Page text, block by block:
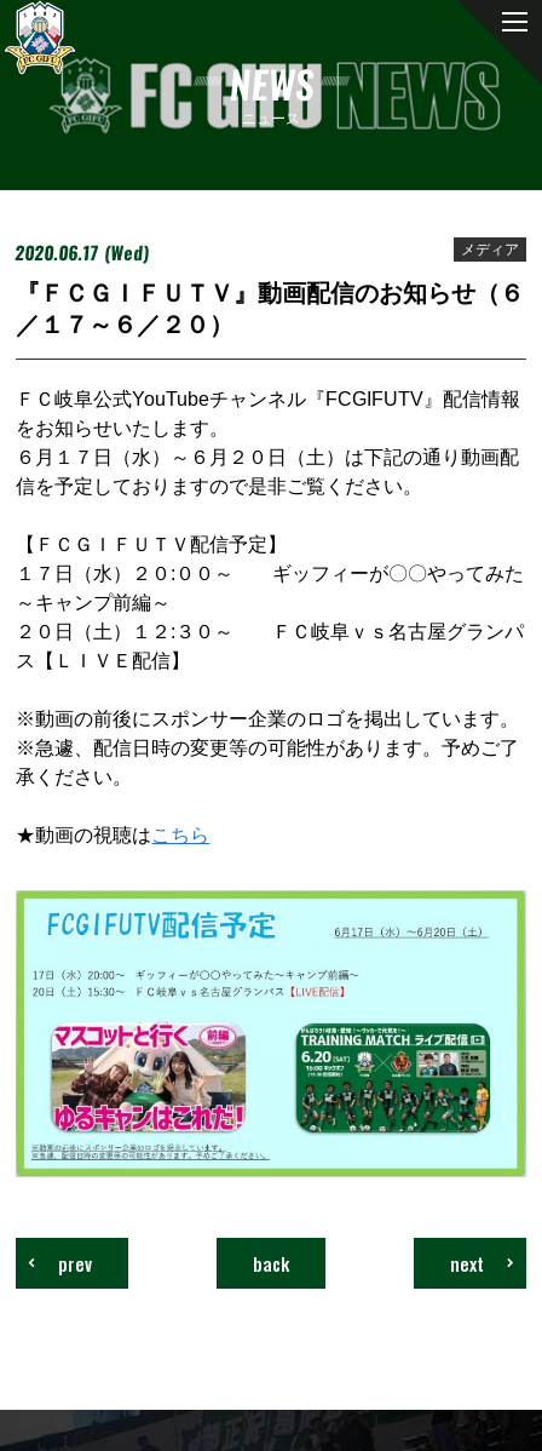
NEWS
ニュース
2020.06.17 (Wed) メディア
『ＦＣＧＩＦＵＴＶ』動画配信のお知らせ（６
／１７～６／２０）
ＦＣ岐阜公式YouTubeチャンネル『FCGIFUTV』配信情報
をお知らせいたします。
６月１７日（水）～６月２０日（土）は下記の通り動画配
信を予定しておりますので是非ご覧ください。
【ＦＣＧＩＦＵＴＶ配信予定】
１７日（水）２０:００～ ギッフィーが〇〇やってみた
～キャンプ前編～
２０日（土）１２:３０～ ＦＣ岐阜ｖｓ名古屋グランパ
ス【ＬＩＶＥ配信】
※動画の前後にスポンサー企業のロゴを掲出しています。
※急遽、配信日時の変更等の可能性があります。予めご了
承ください。
★動画の視聴はこちら
next
back
prev